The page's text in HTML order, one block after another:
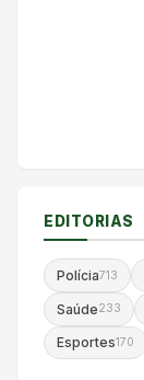
EDITORIAS
Polícia713
Saúde233
Esportes170